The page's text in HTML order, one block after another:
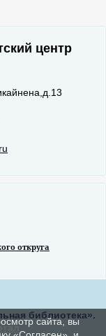
центр
откруга
библиотека».
сайта, вы